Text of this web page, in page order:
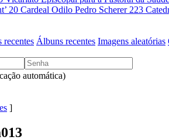
20 Cardeal Odilo Pedro Scherer 223
recentes Álbuns recentes Imagens aleatórias
automática)
]